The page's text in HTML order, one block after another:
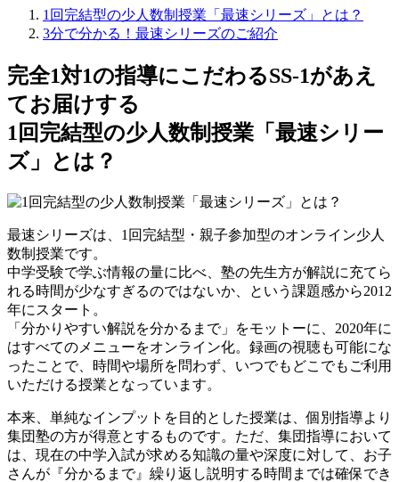
1回完結型の少人数制授業「最速シリーズ」とは？
3分で分かる！最速シリーズのご紹介
完全1対1の指導にこだわるSS-1があえ
てお届けする
1回完結型の少人数制授業「最速シリー
ズ」とは？
最速シリーズは、1回完結型・親子参加型のオンライン少人
数制授業です。
中学受験で学ぶ情報の量に比べ、塾の先生方が解説に充てら
れる時間が少なすぎるのではないか、という課題感から2012
年にスタート。
「分かりやすい解説を分かるまで」をモットーに、2020年に
はすべてのメニューをオンライン化。録画の視聴も可能にな
ったことで、時間や場所を問わず、いつでもどこでもご利用
いただける授業となっています。
本来、単純なインプットを目的とした授業は、個別指導より
集団塾の方が得意とするものです。ただ、集団指導において
は、現在の中学入試が求める知識の量や深度に対して、お子
さんが『分かるまで』繰り返し説明する時間までは確保でき